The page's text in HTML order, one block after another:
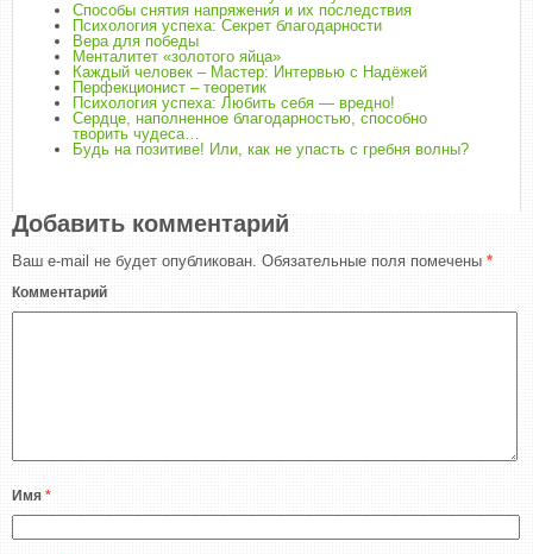
Способы снятия напряжения и их последствия
Психология успеха: Секрет благодарности
Вера для победы
Менталитет «золотого яйца»
Каждый человек – Мастер: Интервью с Надёжей
Перфекционист – теоретик
Психология успеха: Любить себя — вредно!
Сердце, наполненное благодарностью, способно
творить чудеса…
Будь на позитиве! Или, как не упасть с гребня волны?
Добавить комментарий
Ваш e-mail не будет опубликован. Обязательные поля помечены *
Комментарий
Имя *